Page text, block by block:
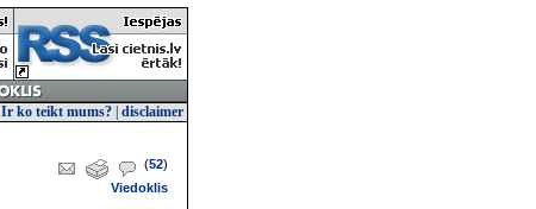
Ir ko teikt mums? disclaimer
(52)
Viedoklis